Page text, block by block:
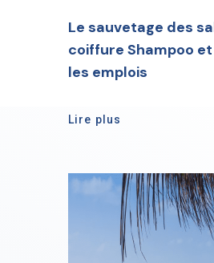
Le sauvetage des
coiffure Shampoo
les emplois
Lire plus